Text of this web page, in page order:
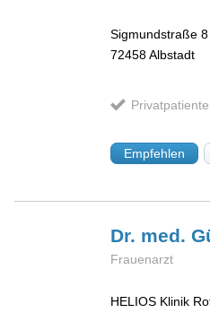
Sigmundstraße 8
72458Albstadt
Empfehlen
Dr. med.
Frauenarzt
HELIOS Klinik